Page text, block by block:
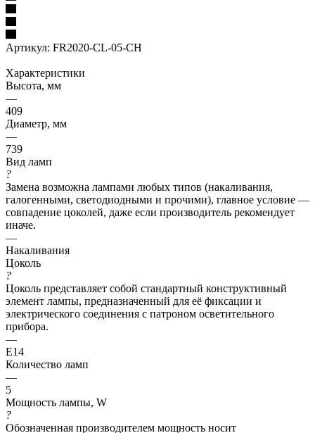
Артикул: FR2020-CL-05-CH
Характеристики
Высота, мм
—
409
Диаметр, мм
—
739
Вид ламп
?
Замена возможна лампами любых типов (накаливания,
галогенными, светодиодными и прочими), главное условие —
совпадение цоколей, даже если производитель рекомендует
иначе.
—
Накаливания
Цоколь
?
Цоколь представляет собой стандартный конструктивный
элемент лампы, предназначенный для её фиксации и
электрического соединения с патроном осветительного
прибора.
—
E14
Количество ламп
—
5
Мощность лампы, W
?
Обозначенная производителем мощность носит